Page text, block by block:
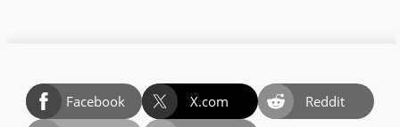
Facebook X.com
Reddit